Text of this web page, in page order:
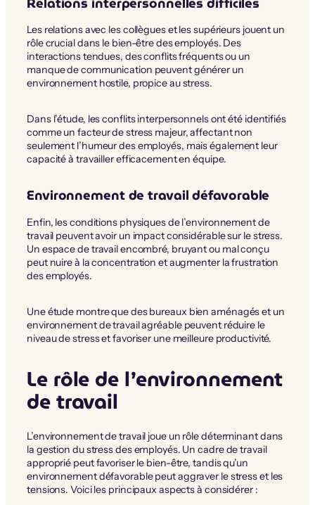
Les relations avec les collègues et les supérieurs jouent un
rôle crucial dans le bien-être des employés. Des
interactions tendues, des conflits fréquents ou un
manque de communication peuvent générer un
environnement hostile, propice au stress.
Dans l’étude, les conflits interpersonnels ont été identifiés
comme un facteur de stress majeur, affectant non
seulement l’humeur des employés, mais également leur
capacité à travailler efficacement en équipe.
Environnement de travail défavorable
Enfin, les conditions physiques de l’environnement de
travail peuvent avoir un impact considérable sur le stress.
Un espace de travail encombré, bruyant ou mal conçu
peut nuire à la concentration et augmenter la frustration
des employés.
Une étude montre que des bureaux bien aménagés et un
environnement de travail agréable peuvent réduire le
niveau de stress et favoriser une meilleure productivité.
Le rôle de l’environnement
de travail
L’environnement de travail joue un rôle déterminant dans
la gestion du stress des employés. Un cadre de travail
approprié peut favoriser le bien-être, tandis qu’un
environnement défavorable peut aggraver le stress et les
tensions. Voici les principaux aspects à considérer :